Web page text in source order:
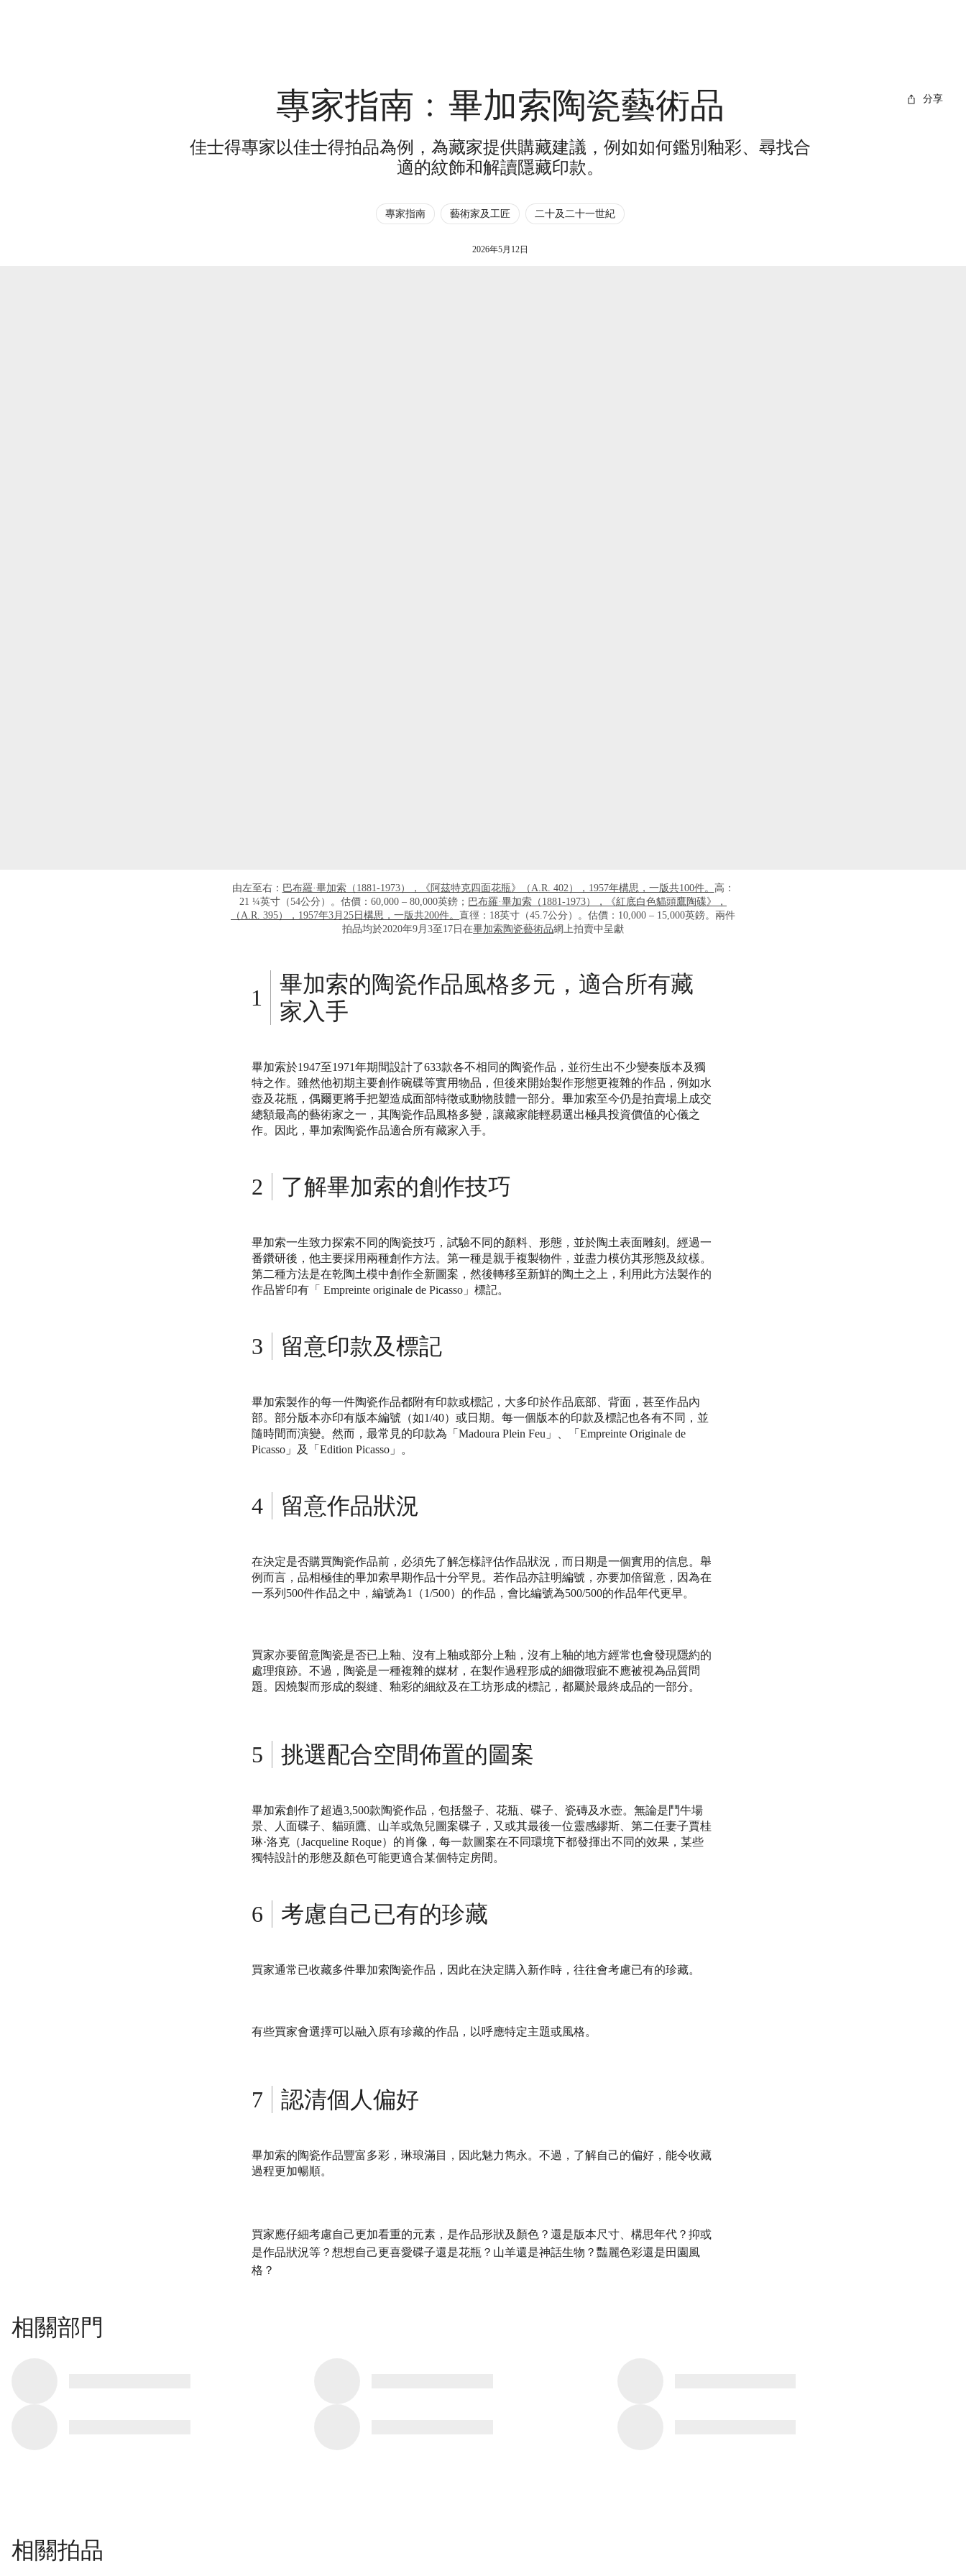
分享
專家指南﹕畢加索陶瓷藝術品
佳士得專家以佳士得拍品為例，為藏家提供購藏建議，例如如何鑑別釉彩、尋找合
適的紋飾和解讀隱藏印款。
專家指南 藝術家及工匠 二十及二十一世紀
2026年5月12日
由左至右： 巴布羅·畢加索（1881-1973），《阿茲特克四面花瓶》（A.R. 402），1957年構思，一版共100件。 高：
21 ¼英寸（54公分）。估價：60,000 – 80,000英鎊； 巴布羅·畢加索（1881-1973），《紅底白色貓頭鷹陶碟》，
（A.R. 395），1957年3月25日構思，一版共200件。 直徑：18英寸（45.7公分）。估價：10,000 – 15,000英鎊。兩件
拍品均於2020年9月3至17日在畢加索陶瓷藝術品網上拍賣中呈獻
畢加索的陶瓷作品風格多元，適合所有藏
家入手
畢加索於1947至1971年期間設計了633款各不相同的陶瓷作品，並衍生出不少變奏版本及獨
特之作。雖然他初期主要創作碗碟等實用物品，但後來開始製作形態更複雜的作品，例如水
壺及花瓶，偶爾更將手把塑造成面部特徵或動物肢體一部分。畢加索至今仍是拍賣場上成交
總額最高的藝術家之一，其陶瓷作品風格多變，讓藏家能輕易選出極具投資價值的心儀之
作。因此，畢加索陶瓷作品適合所有藏家入手。
了解畢加索的創作技巧
畢加索一生致力探索不同的陶瓷技巧，試驗不同的顏料、形態，並於陶土表面雕刻。經過一
番鑽研後，他主要採用兩種創作方法。第一種是親手複製物件，並盡力模仿其形態及紋樣。
第二種方法是在乾陶土模中創作全新圖案，然後轉移至新鮮的陶土之上，利用此方法製作的
作品皆印有「 Empreinte originale de Picasso」標記。
留意印款及標記
畢加索製作的每一件陶瓷作品都附有印款或標記，大多印於作品底部、背面，甚至作品內
部。部分版本亦印有版本編號（如1/40）或日期。每一個版本的印款及標記也各有不同，並
隨時間而演變。然而，最常見的印款為「Madoura Plein Feu」、「Empreinte Originale de
Picasso」及「Edition Picasso」。
留意作品狀況
在決定是否購買陶瓷作品前，必須先了解怎樣評估作品狀況，而日期是一個實用的信息。舉
例而言，品相極佳的畢加索早期作品十分罕見。若作品亦註明編號，亦要加倍留意，因為在
一系列500件作品之中，編號為1（1/500）的作品，會比編號為500/500的作品年代更早。
買家亦要留意陶瓷是否已上釉、沒有上釉或部分上釉，沒有上釉的地方經常也會發現隱約的
處理痕跡。不過，陶瓷是一種複雜的媒材，在製作過程形成的細微瑕疵不應被視為品質問
題。因燒製而形成的裂縫、釉彩的細紋及在工坊形成的標記，都屬於最終成品的一部分。
挑選配合空間佈置的圖案
畢加索創作了超過3,500款陶瓷作品，包括盤子、花瓶、碟子、瓷磚及水壺。無論是鬥牛場
景、人面碟子、貓頭鷹、山羊或魚兒圖案碟子，又或其最後一位靈感繆斯、第二任妻子賈桂
琳·洛克（Jacqueline Roque）的肖像，每一款圖案在不同環境下都發揮出不同的效果，某些
獨特設計的形態及顏色可能更適合某個特定房間。
考慮自己已有的珍藏
買家通常已收藏多件畢加索陶瓷作品，因此在決定購入新作時，往往會考慮已有的珍藏。
有些買家會選擇可以融入原有珍藏的作品，以呼應特定主題或風格。
認清個人偏好
畢加索的陶瓷作品豐富多彩，琳琅滿目，因此魅力雋永。不過，了解自己的偏好，能令收藏
過程更加暢順。
買家應仔細考慮自己更加看重的元素，是作品形狀及顏色？還是版本尺寸、構思年代？抑或
是作品狀況等？想想自己更喜愛碟子還是花瓶？山羊還是神話生物？豔麗色彩還是田園風
格？
相關部門
相關拍品